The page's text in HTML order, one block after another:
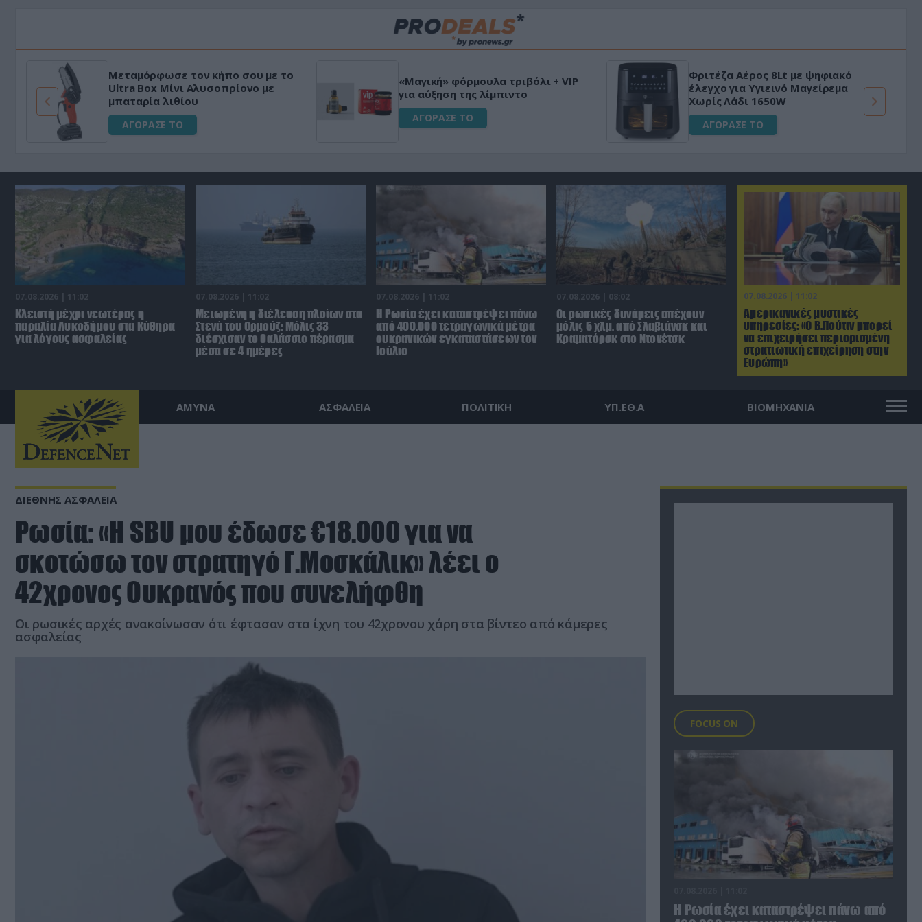
Μεταμόρφωσε τον κήπο σου με το
Ultra Box Μίνι Αλυσοπρίονο με
μπαταρία λιθίου
ΑΓΟΡΑΣΕ ΤΟ
«Μαγική» φόρμουλα τριβόλι + VIP
για αύξηση της λίμπιντο
ΑΓΟΡΑΣΕ ΤΟ
Φριτέζα Αέρος 8Lt με ψηφιακό
έλεγχο για Υγιεινό Μαγείρεμα
Χωρίς Λάδι 1650W
ΑΓΟΡΑΣΕ ΤΟ
07.08.2026 | 11:02
Αμερικανικές μυστικές
υπηρεσίες: «Ο Β.Πούτιν μπορεί
να επιχειρήσει περιορισμένη
στρατιωτική επιχείρηση στην
Ευρώπη»
07.08.2026 | 11:02
Κλειστή μέχρι νεωτέρας η
παραλία Λυκοδήμου στα Κύθηρα
για λόγους ασφαλείας
07.08.2026 | 11:02
Μειωμένη η διέλευση πλοίων στα
Στενά του Ορμούζ: Μόλις 33
διέσχισαν το θαλάσσιο πέρασμα
μέσα σε 4 ημέρες
07.08.2026 | 11:02
Η Ρωσία έχει καταστρέψει πάνω
από 400.000 τετραγωνικά μέτρα
ουκρανικών εγκαταστάσεων τον
Ιούλιο
07.08.2026 | 08:02
Οι ρωσικές δυνάμεις απέχουν
μόλις 5 χλμ. από Σλαβιάνσκ και
Κραματόρσκ στο Ντονέτσκ
ΑΜΥΝΑ ΑΣΦΑΛΕΙΑ ΠΟΛΙΤΙΚΗ ΥΠ.ΕΘ.Α ΒΙΟΜΗΧΑΝΙΑ
ΔΙΕΘΝΗΣ ΑΣΦΑΛΕΙΑ
Ρωσία: «Η SBU μου έδωσε €18.000 για να
σκοτώσω τον στρατηγό Γ.Μοσκάλικ» λέει ο
42χρονος Ουκρανός που συνελήφθη
Οι ρωσικές αρχές ανακοίνωσαν ότι έφτασαν στα ίχνη του 42χρονου χάρη στα βίντεο από κάμερες
ασφαλείας
FOCUS ON
Η Ρωσία έχει καταστρέψει πάνω από